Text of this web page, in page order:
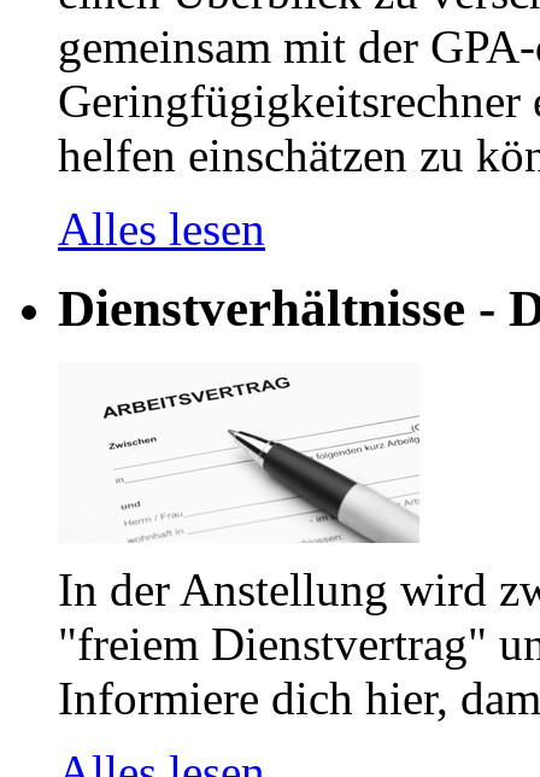
gemeinsam mit der
helfen einschätzen zu
Alles lesen
Dienstverhältnisse -
In der Anstellung wird
"freiem Dienstvertrag"
Informiere dich hier,